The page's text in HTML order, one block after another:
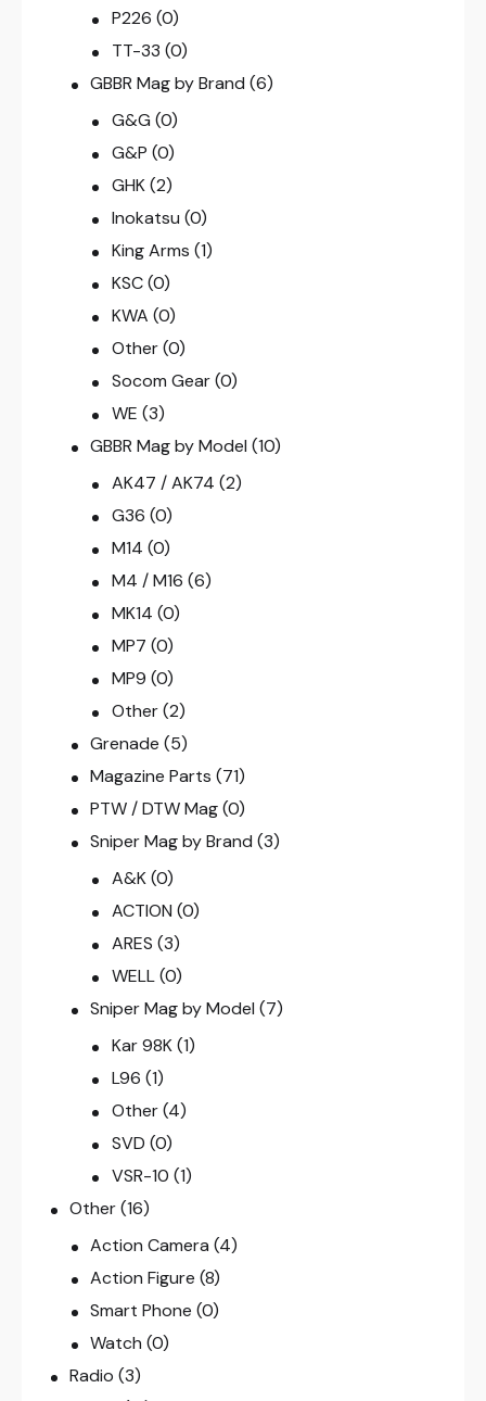
P226 (0)
TT-33 (0)
GBBR Mag by Brand (6)
G&G (0)
G&P (0)
GHK (2)
Inokatsu (0)
King Arms (1)
KSC (0)
KWA (0)
Other (0)
Socom Gear (0)
WE (3)
GBBR Mag by Model (10)
AK47 / AK74 (2)
G36 (0)
M14 (0)
M4 / M16 (6)
MK14 (0)
MP7 (0)
MP9 (0)
Other (2)
Grenade (5)
Magazine Parts (71)
PTW / DTW Mag (0)
Sniper Mag by Brand (3)
A&K (0)
ACTION (0)
ARES (3)
WELL (0)
Sniper Mag by Model (7)
Kar 98K (1)
L96 (1)
Other (4)
SVD (0)
VSR-10 (1)
Other(16)
Action Camera (4)
Action Figure (8)
Smart Phone (0)
Watch (0)
Radio (3)